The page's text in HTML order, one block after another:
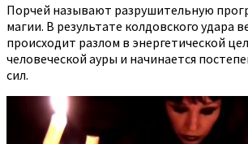
Порчей называют разрушительную
магии. В результате колдовского удара
происходит разлом в энергетической
человеческой ауры и начинается
сил.